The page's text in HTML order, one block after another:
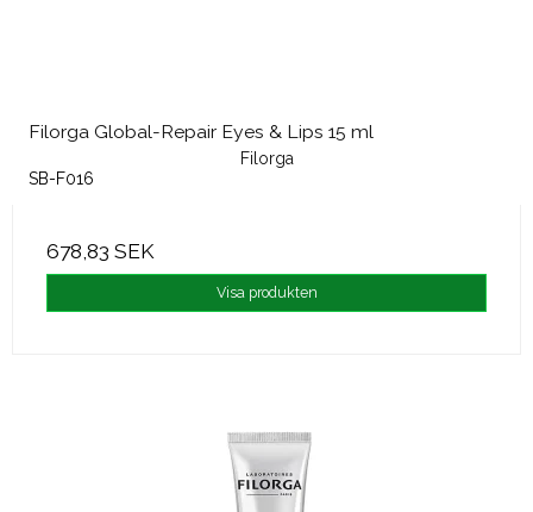
Filorga Global-Repair Eyes & Lips 15 ml
Filorga
SB-F016
678,83 SEK
Visa produkten